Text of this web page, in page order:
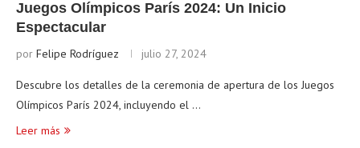
Juegos Olímpicos París 2024: Un Inicio
Espectacular
por Felipe Rodríguez julio 27, 2024
Descubre los detalles de la ceremonia de apertura de los Juegos
Olímpicos París 2024, incluyendo el …
Leer más